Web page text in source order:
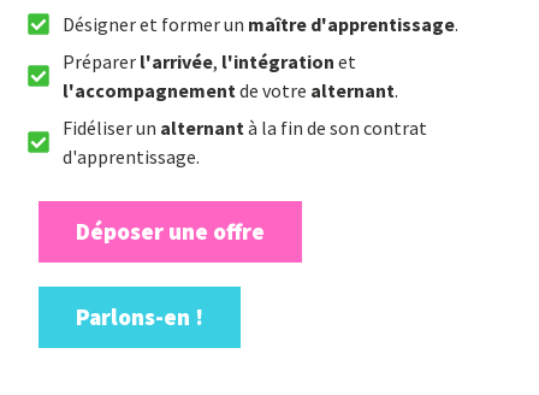
Désigner et former un maître d'apprentissage.
Préparer l'arrivée, l'intégration et
l'accompagnement de votre alternant.
Fidéliser un alternant à la fin de son contrat
d'apprentissage.
Déposer une offre
Parlons-en !